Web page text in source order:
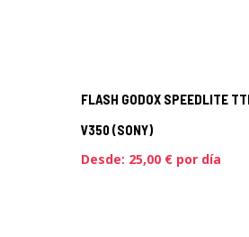
FLASH GODOX SPEEDLITE
V350 (SONY)
Desde: 25,00 €por día